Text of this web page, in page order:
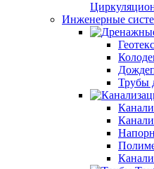
Инженерные
Трубы